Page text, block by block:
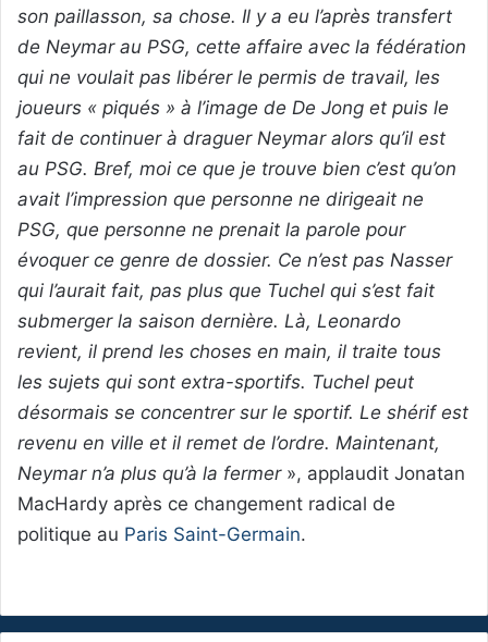
son paillasson, sa chose. Il y a eu l’après transfert
de Neymar au PSG, cette affaire avec la fédération
qui ne voulait pas libérer le permis de travail, les
joueurs « piqués » à l’image de De Jong et puis le
fait de continuer à draguer Neymar alors qu’il est
au PSG. Bref, moi ce que je trouve bien c’est qu’on
avait l’impression que personne ne dirigeait ne
PSG, que personne ne prenait la parole pour
évoquer ce genre de dossier. Ce n’est pas Nasser
qui l’aurait fait, pas plus que Tuchel qui s’est fait
submerger la saison dernière. Là, Leonardo
revient, il prend les choses en main, il traite tous
les sujets qui sont extra-sportifs. Tuchel peut
désormais se concentrer sur le sportif. Le shérif est
revenu en ville et il remet de l’ordre. Maintenant,
Neymar n’a plus qu’à la fermer», applaudit Jonatan
MacHardy après ce changement radical de
politique au Paris Saint-Germain.